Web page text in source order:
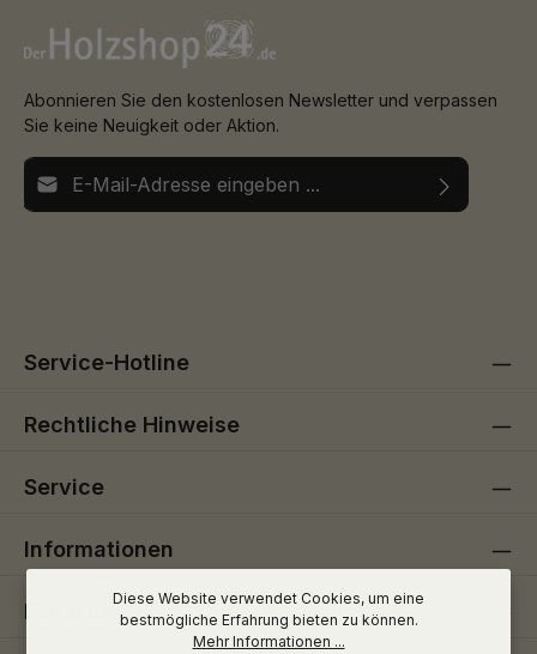
Abonnieren Sie den kostenlosen Newsletter und verpassen
Sie keine Neuigkeit oder Aktion.
E-Mail-Adresse*
Service-Hotline
Rechtliche Hinweise
Service
Informationen
Folge uns
Diese Website verwendet Cookies, um eine
bestmögliche Erfahrung bieten zu können.
Mehr Informationen ...